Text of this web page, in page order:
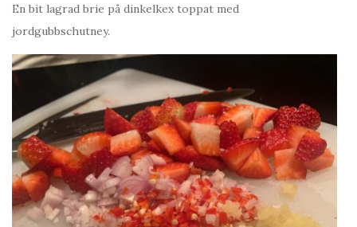
En bit lagrad brie på dinkelkex toppat med
jordgubbschutney.